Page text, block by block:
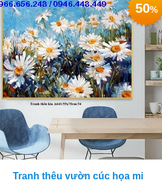
Tranh thêu vườn cúc họa mi
50%